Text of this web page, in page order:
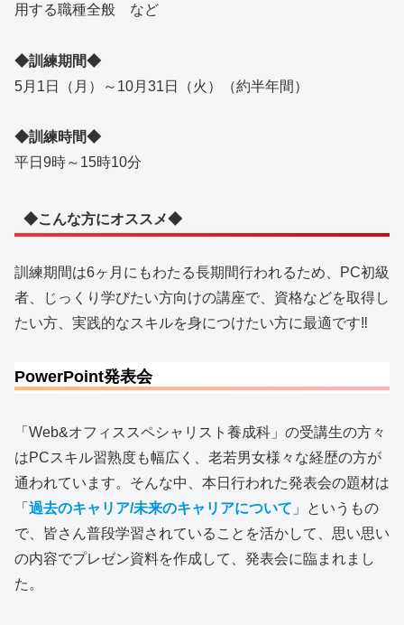
用する職種全般 など
◆訓練期間◆
5月1日（月）～10月31日（火）（約半年間）
◆訓練時間◆
平日9時～15時10分
◆こんな方にオススメ◆
訓練期間は6ヶ月にもわたる長期間行われるため、PC初級
者、じっくり学びたい方向けの講座で、資格などを取得し
たい方、実践的なスキルを身につけたい方に最適です‼
PowerPoint発表会
「Web&オフィススペシャリスト養成科」の受講生の方々
はPCスキル習熟度も幅広く、老若男女様々な経歴の方が
通われています。そんな中、本日行われた発表会の題材は
「 過去のキャリア/未来のキャリアについて 」というもの
で、皆さん普段学習されていることを活かして、思い思い
の内容でプレゼン資料を作成して、発表会に臨まれまし
た。